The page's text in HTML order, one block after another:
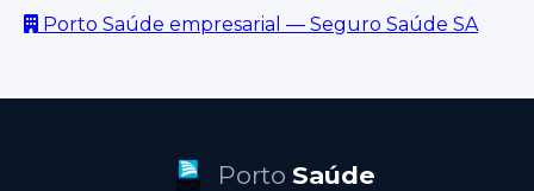
Porto Saúde empresarial — Seguro Saúde SA
Porto Saúde